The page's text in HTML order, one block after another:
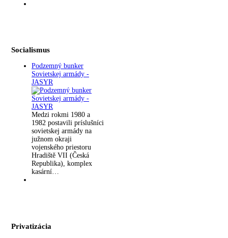
Socialismus
Podzemný bunker
Sovietskej armády -
JASYR
Medzi rokmi 1980 a
1982 postavili príslušníci
sovietskej armády na
južnom okraji
vojenského priestoru
Hradiště VII (Česká
Republika), komplex
kasární…
Privatizácia